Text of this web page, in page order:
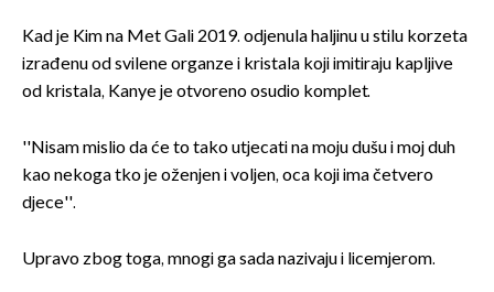
Kad je Kim na Met Gali 2019. odjenula haljinu u stilu korzeta
izrađenu od svilene organze i kristala koji imitiraju kapljive
od kristala, Kanye je otvoreno osudio komplet.
''Nisam mislio da će to tako utjecati na moju dušu i moj duh
kao nekoga tko je oženjen i voljen, oca koji ima četvero
djece''.
Upravo zbog toga, mnogi ga sada nazivaju i licemjerom.